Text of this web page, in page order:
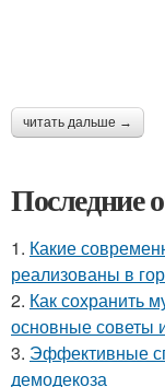
читать дальше →
Последние
1. Какие
реализованы в
2. Как сохранить
основные советы
3. Эффективные
демодекоза